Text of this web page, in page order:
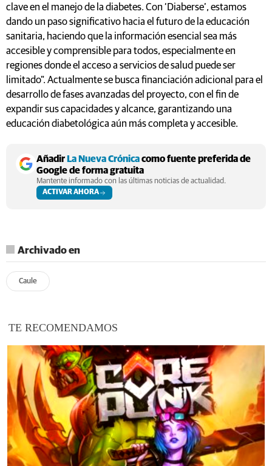
clave en el manejo de la diabetes. Con ‘Diaberse’, estamos
dando un paso significativo hacia el futuro de la educación
sanitaria, haciendo que la información esencial sea más
accesible y comprensible para todos, especialmente en
regiones donde el acceso a servicios de salud puede ser
limitado". Actualmente se busca financiación adicional para el
desarrollo de fases avanzadas del proyecto, con el fin de
expandir sus capacidades y alcance, garantizando una
educación diabetológica aún más completa y accesible.
Añadir La Nueva Crónicacomo fuente preferida de
Google de forma gratuita
Mantente informado con las últimas noticias de actualidad.
ACTIVAR AHORA
Archivado en
Caule
TE RECOMENDAMOS